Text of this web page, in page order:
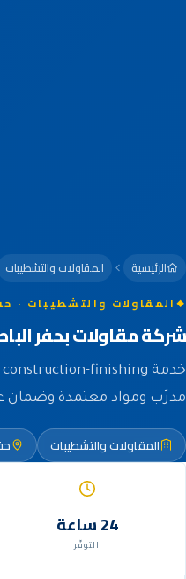
الرئيسية المقاولات والتشطيبات
المقاولات والتشطيبات ·
شركة مقاولات بحفر
مدرّب ومواد معتمدة وضمان
المقاولات والتشطيبات
24 ساعة
التوفّر